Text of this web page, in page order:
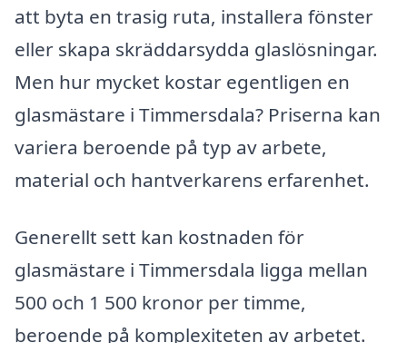
att byta en trasig ruta, installera fönster
eller skapa skräddarsydda glaslösningar.
Men hur mycket kostar egentligen en
glasmästare i Timmersdala? Priserna kan
variera beroende på typ av arbete,
material och hantverkarens erfarenhet.
Generellt sett kan kostnaden för
glasmästare i Timmersdala ligga mellan
500 och 1 500 kronor per timme,
beroende på komplexiteten av arbetet.